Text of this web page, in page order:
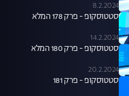
8.2.2024
סטטוסקופ - פרק 178 המלא
14.2.2024
סטטוסקופ - פרק 180 המלא
20.2.2024
סטטוסקופ - פרק 181